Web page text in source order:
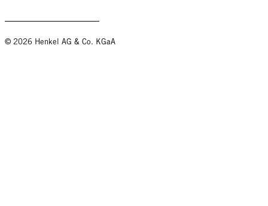
© 2026 Henkel AG & Co. KGaA